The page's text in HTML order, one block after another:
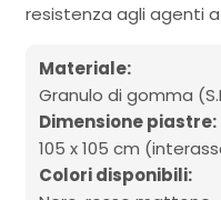
resistenza agli agenti
Materiale:
Granulo di gomma
Dimensione piastre:
105 x 105 cm
Colori disponibili: